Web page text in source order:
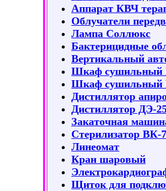
Аппарат КВЧ
Облучатели
Лампа Соллюкс
Бактерицидные
Вертикальный
Шкаф сушильный
Шкаф сушильный
Дистиллятор
Дистиллятор ДЭ-
Закаточная
Стерилизатор ВК-
Линеомат
Кран шаровый
Щиток для